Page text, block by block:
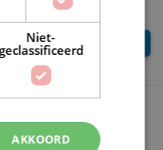
Niet-
AKKOORD